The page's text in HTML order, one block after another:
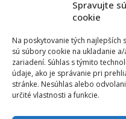
Spravujte
cookie
Na poskytovanie tých najlepších
sú súbory cookie na ukladanie
zariadení. Súhlas s týmito
údaje, ako je správanie pri
stránke. Nesúhlas alebo
určité vlastnosti a funkcie.
aktuality
dôležité